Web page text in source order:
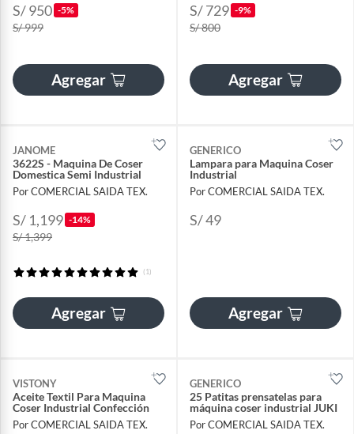
S/ 950 -5%
S/ 999
Agregar
S/ 729 -9%
S/ 800
Agregar
JANOME
3622S - Maquina De Coser
Domestica Semi Industrial
Por COMERCIAL SAIDA TEX.
S/ 1,199 -14%
S/ 1,399
(1)
Agregar
GENERICO
Lampara para Maquina Coser
Industrial
Por COMERCIAL SAIDA TEX.
S/ 49
Agregar
VISTONY
Aceite Textil Para Maquina
Coser Industrial Confección
Por COMERCIAL SAIDA TEX.
GENERICO
25 Patitas prensatelas para
máquina coser industrial JUKI
Por COMERCIAL SAIDA TEX.